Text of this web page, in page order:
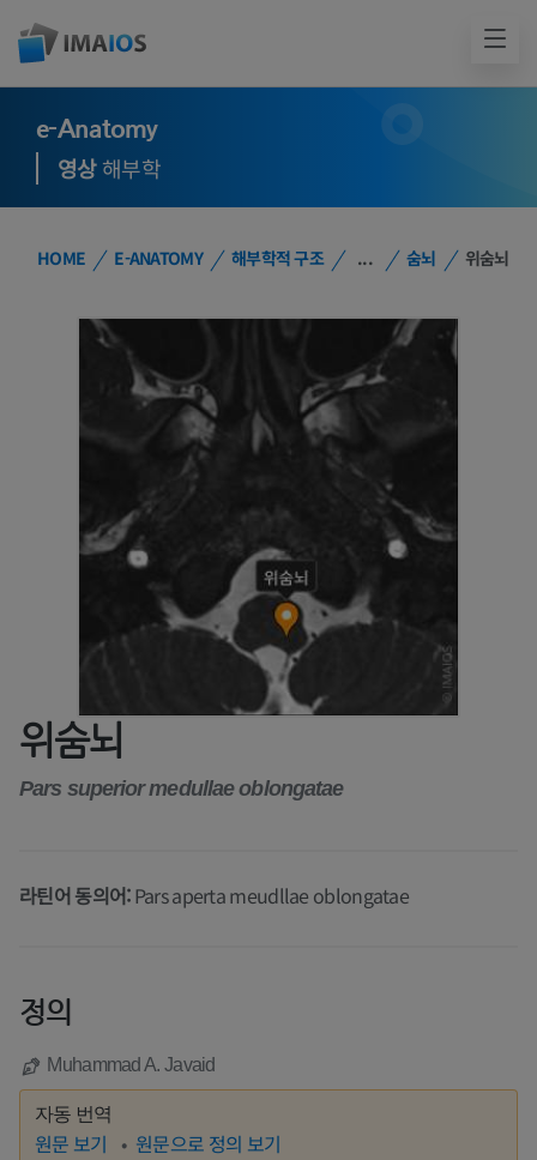
e-Anatomy
영상해부학
HOME E-ANATOMY 해부학적 구조 ... 숨뇌 위숨뇌
위숨뇌
Pars superior medullae oblongatae
라틴어 동의어:Pars aperta meudllae oblongatae
정의
Muhammad A. Javaid
자동 번역
원문 보기 원문으로 정의 보기